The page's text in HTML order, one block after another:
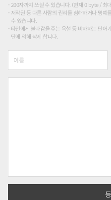
200자까지 쓰실 수 있습니다. (현재 0 byte / 최
저작권 등 다른 사람의 권리를 침해하거나 명예
수 있습니다.
타인에게 불쾌감을 주는 욕설 등 비하하는 단어
단에 의해 삭제 합니다.